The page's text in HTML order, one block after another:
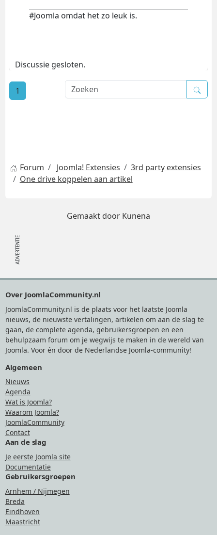
#Joomla omdat het zo leuk is.
Discussie gesloten.
1
Forum Joomla! Extensies
3rd party extensies
One drive koppelen aan artikel
Gemaakt door Kunena
Over JoomlaCommunity.nl
JoomlaCommunity.nl is de plaats voor het laatste Joomla
nieuws, de nieuwste vertalingen, artikelen om aan de slag te
gaan, de complete agenda, gebruikersgroepen en een
behulpzaam forum om je wegwijs te maken in de wereld van
Joomla. Voor én door de Nederlandse Joomla-community!
Algemeen
Nieuws
Agenda
Wat is Joomla?
Waarom Joomla?
JoomlaCommunity
Contact
Aan de slag
Je eerste Joomla site
Documentatie
Gebruikersgroepen
Arnhem / Nijmegen
Breda
Eindhoven
Maastricht